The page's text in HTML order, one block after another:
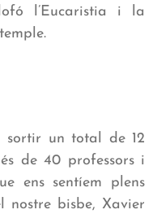
l’Eucaristia i la
un total de 12
de 40 professors i
ens sentíem plens
nostre bisbe, Xavier